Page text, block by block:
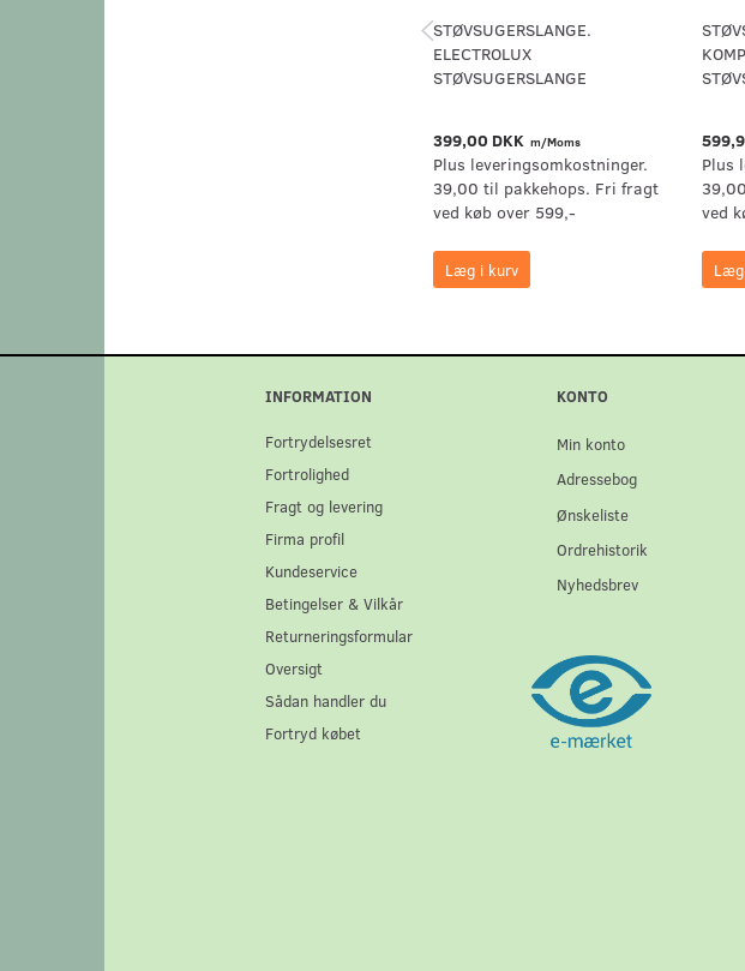
STØVSUGERSLANGE.
ELECTROLUX
STØVSUGERSLANGE
399,00 DKK m/Moms
Plus leveringsomkostninger.
39,00 til pakkehops. Fri fragt
ved køb over 599,-
Læg i kurv
Plus
ved
INFORMATION
Fortrydelsesret
Fortrolighed
Fragt og levering
Firma profil
Kundeservice
Betingelser & Vilkår
Returneringsformular
Oversigt
Sådan handler du
Fortryd købet
KONTO
Min konto
Adressebog
Ønskeliste
Ordrehistorik
Nyhedsbrev